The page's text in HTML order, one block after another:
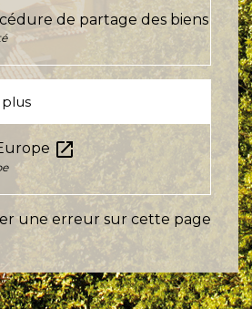
de partage des biens
open_in_new
une erreur sur cette page